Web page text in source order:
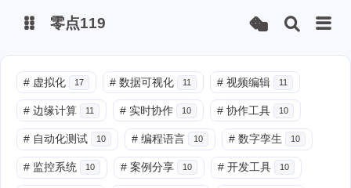
微博
抖音
零点119
# 虚拟化 17 # 数据可视化 11 # 视频编辑 11
# 边缘计算 11 # 实时协作 10 # 协作工具 10
# 自动化测试 10 # 编程语言 10 # 数字孪生 10
# 监控系统 10 # 案例分享 10 # 开发工具 10